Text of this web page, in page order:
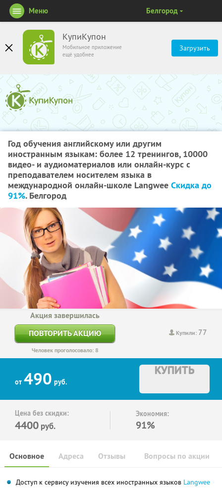
КупиКупон
Мобильное приложение
ещё удобнее
Загрузить
Меню Белгород
Год обучения английскому или другим
иностранным языкам: более 12 тренингов, 10000
видео- и аудиоматериалов или онлайн-курс с
преподавателем носителем языка в
международной онлайн-школе Langwee Скидка до
91%. Белгород
Купили: 77
Акция завершилась
ПОВТОРИТЬ АКЦИЮ
Человек проголосовало: 8
от 490 руб.
КУПИТЬ
Цена без скидки:
4400 руб.
Экономия:
91%
Основное Отзывы Вопросы по акции
Адреса
Доступ к сервису изучения всех иностранных языков Langwee